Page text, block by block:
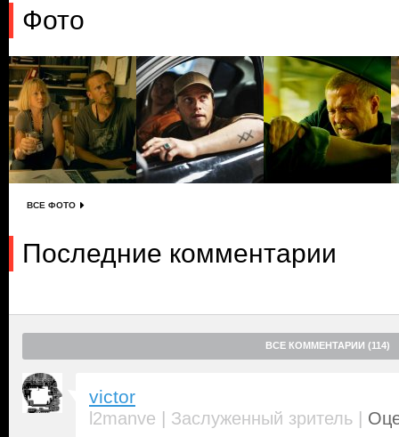
Фото
ВСЕ ФОТО
Последние комментарии
ВСЕ КОММЕНТАРИИ (114)
victor
l2manve | Заслуженный зритель |